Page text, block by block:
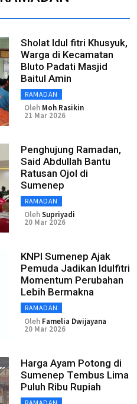
Sholat Idul fitri Khusyuk,
Warga di Kecamatan
Bluto Padati Masjid
Baitul Amin
RAMADAN
Oleh Moh Rasikin
21 Mar 2026
Penghujung Ramadan,
Said Abdullah Bantu
Ratusan Ojol di
Sumenep
RAMADAN
OlehSupriyadi
20 Mar 2026
KNPI Sumenep Ajak
Pemuda Jadikan Idulfitri
Momentum Perubahan
Lebih Bermakna
RAMADAN
Oleh Famelia Dwijayana
20 Mar 2026
Harga Ayam Potong di
Sumenep Tembus Lima
Puluh Ribu Rupiah